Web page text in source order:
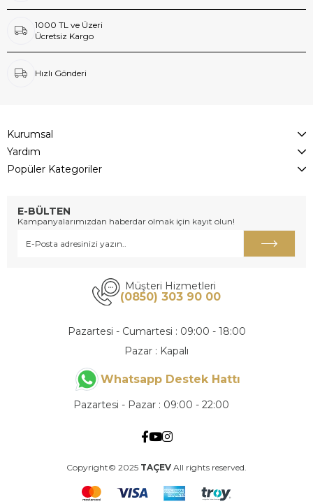
1000 TL ve Üzeri
Ücretsiz Kargo
Hızlı Gönderi
Kurumsal
Yardım
Popüler Kategoriler
E-BÜLTEN
Kampanyalarımızdan haberdar olmak için kayıt olun!
Müşteri Hizmetleri
(0850) 303 90 00
Pazartesi - Cumartesi : 09:00 - 18:00
Pazar : Kapalı
Whatsapp Destek Hattı
Pazartesi - Pazar : 09:00 - 22:00
Copyright© 2025 TAÇEV All rights reserved.